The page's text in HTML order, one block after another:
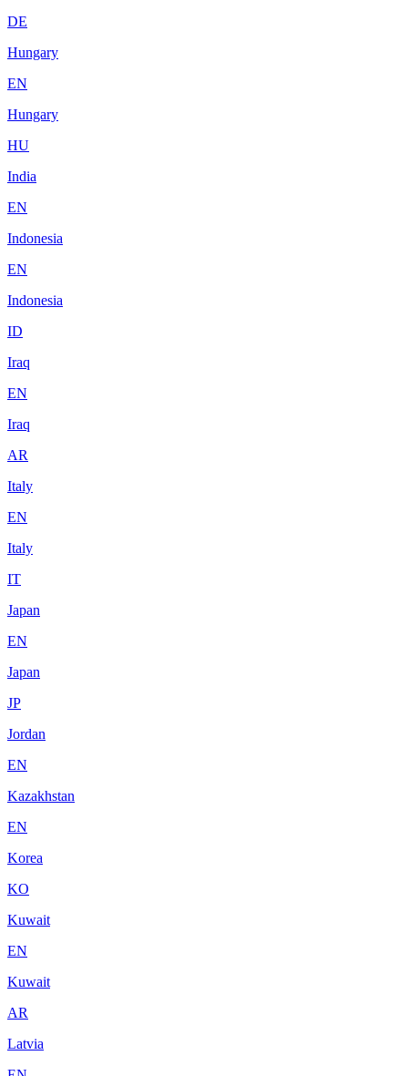
DE
Hungary
EN
Hungary
HU
India
EN
Indonesia
EN
Indonesia
ID
Iraq
EN
Iraq
AR
Italy
EN
Italy
IT
Japan
EN
Japan
JP
Jordan
EN
Kazakhstan
EN
Korea
KO
Kuwait
EN
Kuwait
AR
Latvia